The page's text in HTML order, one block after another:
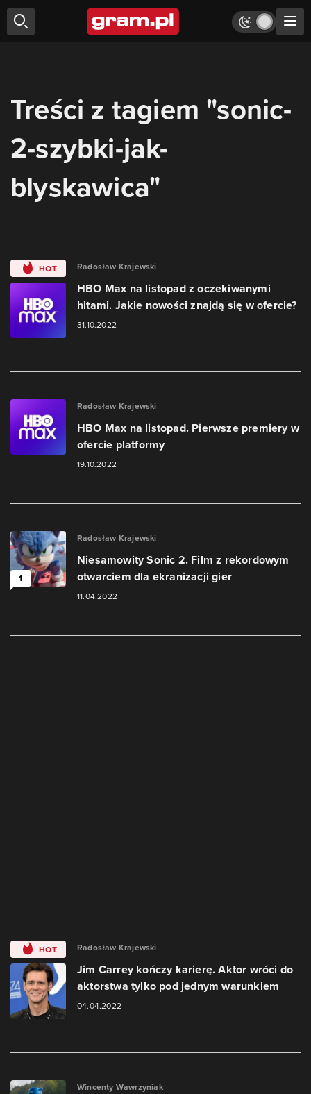
Treści z tagiem "sonic-
2-szybki-jak-
blyskawica"
HOT Radosław Krajewski
HBO Max na listopad z oczekiwanymi
hitami. Jakie nowości znajdą się w ofercie?
31.10.2022
Radosław Krajewski
HBO Max na listopad. Pierwsze premiery w
ofercie platformy
19.10.2022
1
Radosław Krajewski
Niesamowity Sonic 2. Film z rekordowym
otwarciem dla ekranizacji gier
11.04.2022
HOT Radosław Krajewski
Jim Carrey kończy karierę. Aktor wróci do
aktorstwa tylko pod jednym warunkiem
04.04.2022
Wincenty Wawrzyniak